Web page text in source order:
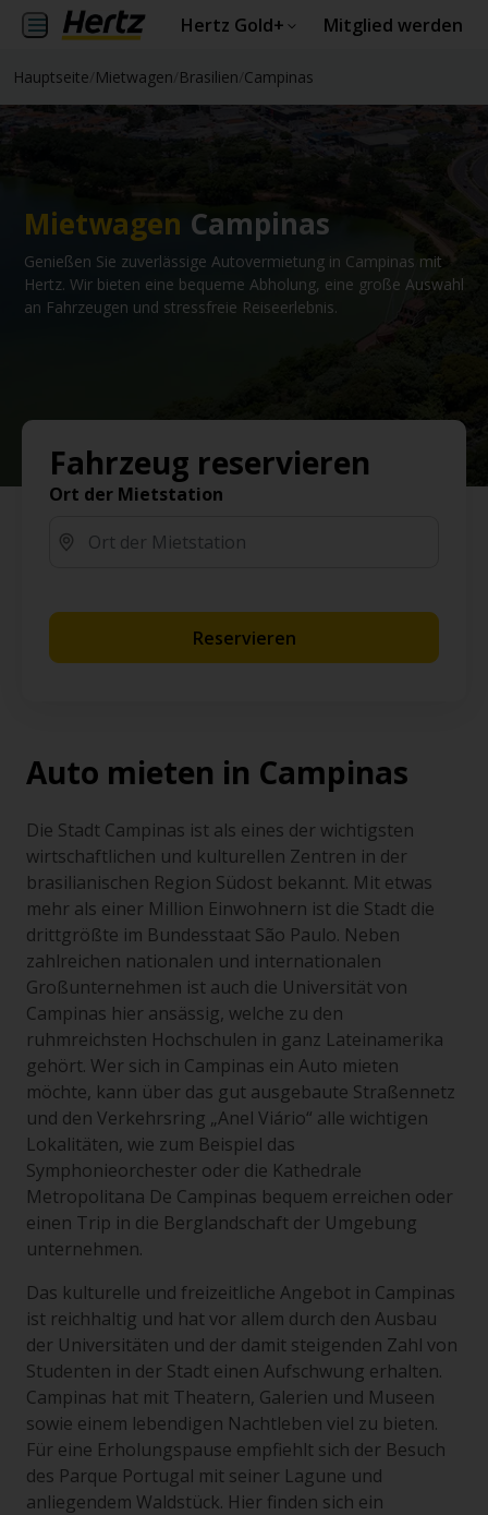
Hertz Gold+ Mitglied werden
Hauptseite Mietwagen Brasilien Campinas
Mietwagen Campinas
Genießen Sie zuverlässige Autovermietung in Campinas mit
Hertz. Wir bieten eine bequeme Abholung, eine große Auswahl
an Fahrzeugen und stressfreie Reiseerlebnis.
Fahrzeug reservieren
Ort der Mietstation
Reservieren
Auto mieten in Campinas
Die Stadt Campinas ist als eines der wichtigsten
wirtschaftlichen und kulturellen Zentren in der
brasilianischen Region Südost bekannt. Mit etwas
mehr als einer Million Einwohnern ist die Stadt die
drittgrößte im Bundesstaat São Paulo. Neben
zahlreichen nationalen und internationalen
Großunternehmen ist auch die Universität von
Campinas hier ansässig, welche zu den
ruhmreichsten Hochschulen in ganz Lateinamerika
gehört. Wer sich in Campinas ein Auto mieten
möchte, kann über das gut ausgebaute Straßennetz
und den Verkehrsring „Anel Viário“ alle wichtigen
Lokalitäten, wie zum Beispiel das
Symphonieorchester oder die Kathedrale
Metropolitana De Campinas bequem erreichen oder
einen Trip in die Berglandschaft der Umgebung
unternehmen.
Das kulturelle und freizeitliche Angebot in Campinas
ist reichhaltig und hat vor allem durch den Ausbau
der Universitäten und der damit steigenden Zahl von
Studenten in der Stadt einen Aufschwung erhalten.
Campinas hat mit Theatern, Galerien und Museen
sowie einem lebendigen Nachtleben viel zu bieten.
Für eine Erholungspause empfiehlt sich der Besuch
des Parque Portugal mit seiner Lagune und
anliegendem Waldstück. Hier finden sich ein